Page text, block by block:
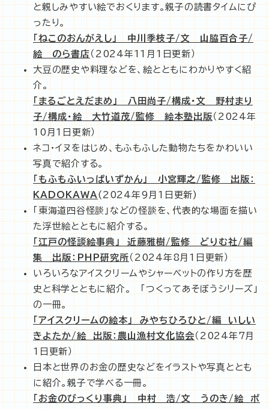
と親しみやすい絵でおくります。親子の読書タイムにぴ
ったり。
「ねこのおんがえし」 中川季枝子/文 山脇百合子/
絵 のら書店（2024年11月1日更新）
大豆の歴史や料理などを、絵とともにわかりやすく紹
介。
「まるごとえだまめ」 八田尚子/構成・文 野村まり
子/構成・絵 大竹道茂/監修 絵本塾出版 （2024年
10月1日更新）
ネコ・イヌをはじめ、もふもふした動物たちをかわいい
写真で紹介する。
「もふもふいっぱいずかん」 小宮輝之/監修 出版：
KADOKAWA(2024年9月1日更新)
「東海道四谷怪談」などの怪談を、代表的な場面を描い
た浮世絵とともに紹介する。
「江戸の怪談絵事典」 近藤雅樹/監修 どりむ社/編
集 出版：PHP研究所（2024年8月1日更新）
いろいろなアイスクリームやシャーベットの作り方を歴
史と科学とともに紹介。 「つくってあそぼうシリーズ」
の一冊。
「アイスクリームの絵本」 みやちひろひと/編 いしい
きよたか/絵 出版：農山漁村文化協会（2024年7月
1日更新）
日本と世界のお金の歴史などをイラストや写真ととも
に紹介。親子で学べる一冊。
「お金のびっくり事典」 中村 浩/文 うのき/絵 ポ